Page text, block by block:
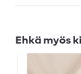
Ehkä myös